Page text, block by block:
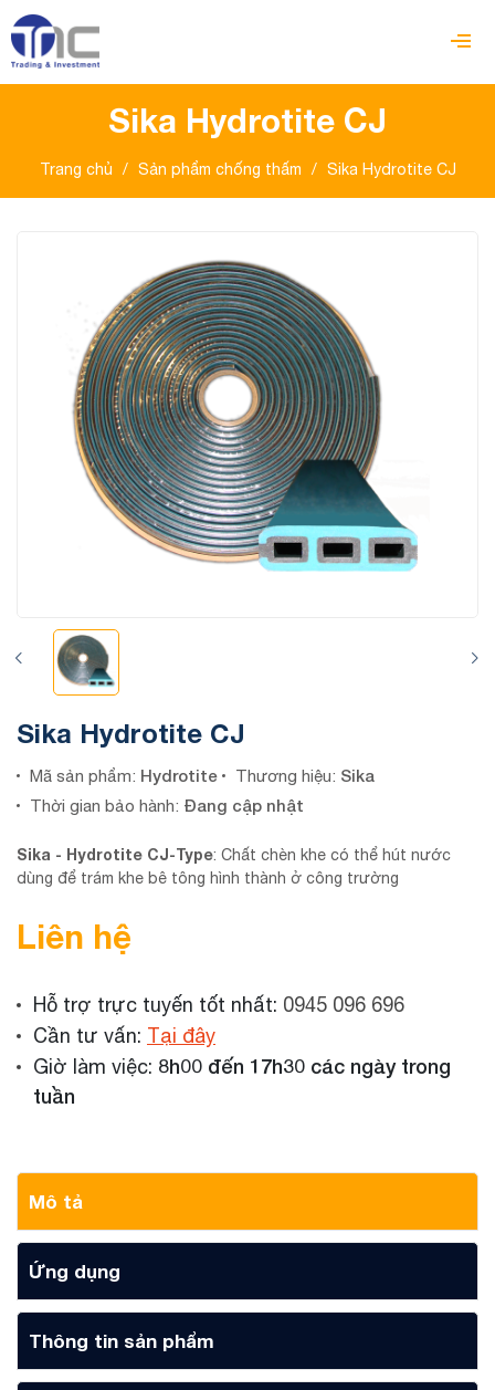
Sika Hydrotite CJ
Trang chủ / Sản phẩm chống thấm / Sika Hydrotite CJ
Sika Hydrotite CJ
Mã sản phẩm: Hydrotite Thương hiệu: Sika
Thời gian bảo hành: Đang cập nhật
Sika - Hydrotite CJ-Type: Chất chèn khe có thể hút nước
dùng để trám khe bê tông hình thành ở công trường
Liên hệ
Hỗ trợ trực tuyến tốt nhất: 0945 096 696
Cần tư vấn: Tại đây
Giờ làm việc: 8h00 đến 17h30 các ngày trong
tuần
Mô tả
Ứng dụng
Thông tin sản phẩm